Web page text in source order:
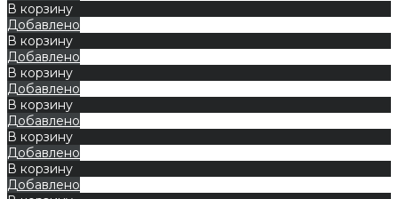
В корзину
Добавлено
В корзину
Добавлено
В корзину
Добавлено
В корзину
Добавлено
В корзину
Добавлено
В корзину
Добавлено